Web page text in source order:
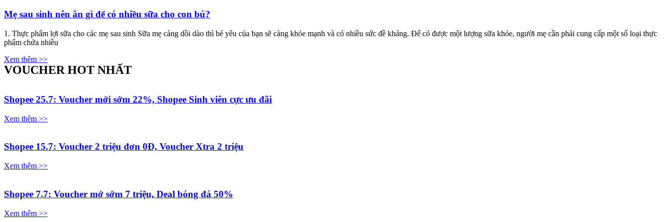
Mẹ sau sinh nên ăn gì để có nhiều sữa cho con bú?
1. Thực phẩm lợi sữa cho các mẹ sau sinh Sữa mẹ càng dồi dào thì bé yêu của bạn sẽ càng khỏe mạnh và có nhiều sức đề kháng. Để có được một lượng sữa khỏe, người mẹ cần phải cung cấp một số loại thực
phẩm chứa nhiều
Xem thêm >>
VOUCHER HOT NHẤT
Shopee 25.7: Voucher mới sớm 22%, Shopee Sinh viên cực ưu đãi
Xem thêm >>
Shopee 15.7: Voucher 2 triệu đơn 0Đ, Voucher Xtra 2 triệu
Xem thêm >>
Shopee 7.7: Voucher mở sớm 7 triệu, Deal bóng đá 50%
Xem thêm >>